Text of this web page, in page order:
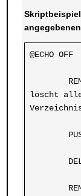
@ECHO OFF
löscht alle